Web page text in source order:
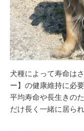
犬種によって寿命は
ー】の健康維持に必
平均寿命や長生きの
だけ長く一緒に居ら